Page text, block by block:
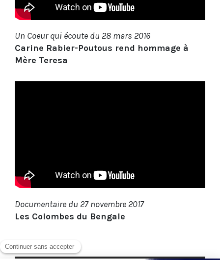
Un Coeur qui écoute du 28 mars 2016
Carine Rabier-Poutous rend hommage à
Mère Teresa
Documentaire du 27 novembre 2017
Les Colombes du Bengale